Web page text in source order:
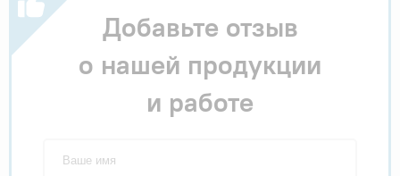
Добавьте отзыв
о нашей продукции
и работе